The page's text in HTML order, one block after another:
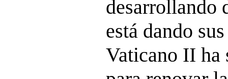
desarrollando
está dando
Vaticano II ha